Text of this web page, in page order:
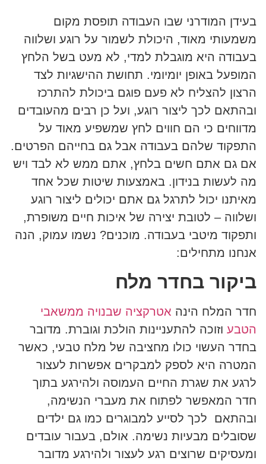
בעידן המודרני שבו העבודה תופסת מקום
משמעותי מאוד, היכולת לשמור על רוגע ושלווה
בעבודה היא מוגבלת למדי, לא מעט בשל הלחץ
המופעל באופן יומיומי. תחושת ההישגיות לצד
הרצון להצליח לא פעם פוגם ביכולת להתרכז
ובהתאם לכך ליצור רוגע, ועל כן רבים מהעובדים
מדווחים כי הם חווים לחץ שמשפיע מאוד על
התפקוד שלהם בעבודה אבל גם בחייהם הפרטים.
אם גם אתם חשים בלחץ, אתם ממש לא לבד ויש
מה לעשות בנידון. באמצעות שיטות שכל אחד
מאיתנו יכול לתרגל גם אתם יכולים ליצור רוגע
ושלווה – לטובת יצירה של איכות חיים משופרת,
ותפקוד מיטבי בעבודה. מוכנים? נשמו עמוק, הנה
אנחנו מתחילים:
ביקור בחדר מלח
חדר המלח הינהאטרקציה שבנויה ממשאבי
הטבעוזוכה להתעניינות הולכת וגוברת. מדובר
בחדר העשוי כולו מחציבה של מלח טבעי, כאשר
המטרה היא לספק למבקרים אפשרות לעצור
לרגע את שגרת החיים העמוסה ולהירגע בתוך
חדר המאפשר לפתוח את מעברי הנשימה,
ובהתאם לכך לסייע למבוגרים כמו גם ילדים
שסובלים מבעיות נשימה. אולם, בעבור עובדים
ומעסיקים שרוצים רגע לעצור ולהירגע מדובר